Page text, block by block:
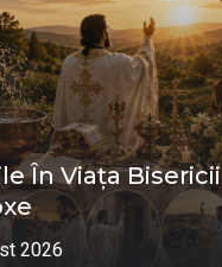
În Viața Bisericii
2026